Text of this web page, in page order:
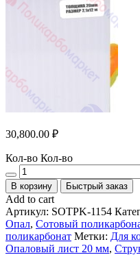
30,800.00 ₽
Кол-во Кол-во
В корзину Быстрый заказ
Add to cart
Артикул: SOTPK-1154
Опал, Сотовый
поликарбонат Метки: Для
Опаловый лист 20 мм,